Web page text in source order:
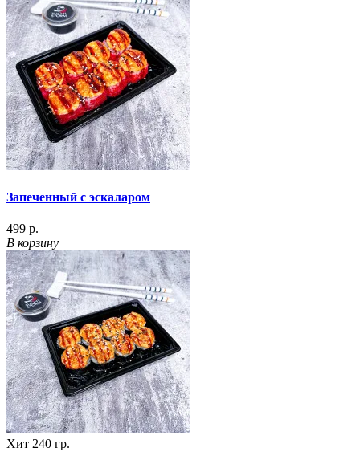
Запеченный с эскаларом
499 р.
В корзину
Хит 240 гр.